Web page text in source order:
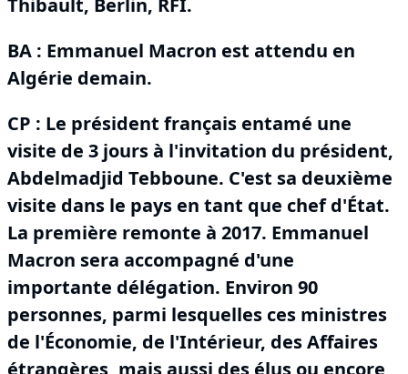
BA : Emmanuel Macron est attendu en
Algérie demain.
CP : Le président français entamé une
visite de 3 jours à l'invitation du président,
Abdelmadjid Tebboune. C'est sa deuxième
visite dans le pays en tant que chef d'État.
La première remonte à 2017. Emmanuel
Macron sera accompagné d'une
importante délégation. Environ 90
personnes, parmi lesquelles ces ministres
de l'Économie, de l'Intérieur, des Affaires
étrangères, mais aussi des élus ou encore